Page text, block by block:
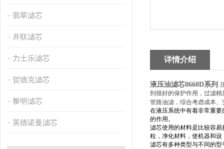
翡翠滤芯
并联滤芯
力士乐滤芯
贺德克滤芯
黎明滤芯
英德诺曼滤芯
详情介绍
液压油滤芯0660D系列
到很好的保护作用，过滤
管路油滤，综合考虑成本
在液压系统中有着非常重
的作用。
滤芯使用的材料是比较容
粒，净化材料，使机器和设
滤芯有多种类型与不同的